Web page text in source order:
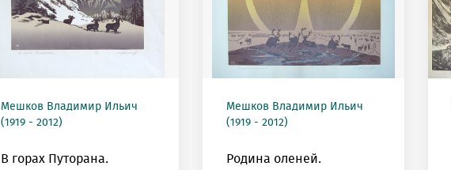
Мешков Владимир Ильич
(1919 - 2012)
В горах Путорана.
Мешков Владимир Ильич
(1919 - 2012)
Родина оленей.